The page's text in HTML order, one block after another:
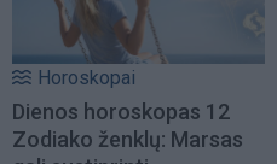
Horoskopai
Dienos horoskopas 12
Zodiako ženklų: Marsas